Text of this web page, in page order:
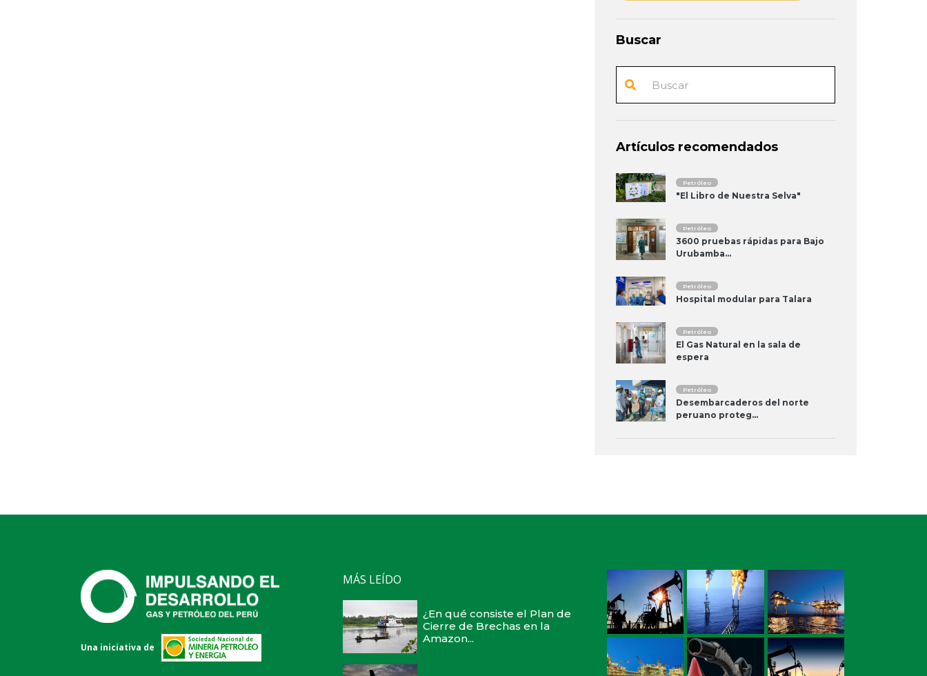
Buscar
Artículos recomendados
Petróleo
"El Libro de Nuestra Selva"
Petróleo
3600 pruebas rápidas para Bajo
Urubamba...
Petróleo
Hospital modular para Talara
Petróleo
El Gas Natural en la sala de
espera
Petróleo
Desembarcaderos del norte
peruano proteg...
Una iniciativa de
MÁS LEÍDO
¿En qué consiste el Plan de
Cierre de Brechas en la
Amazon...